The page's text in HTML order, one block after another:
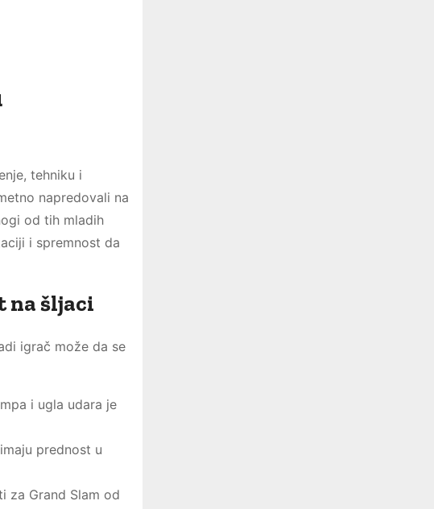
tehniku i
napredovali na
od tih mladih
i spremnost da
na šljaci
igrač može da se
i ugla udara je
prednost u
za Grand Slam od